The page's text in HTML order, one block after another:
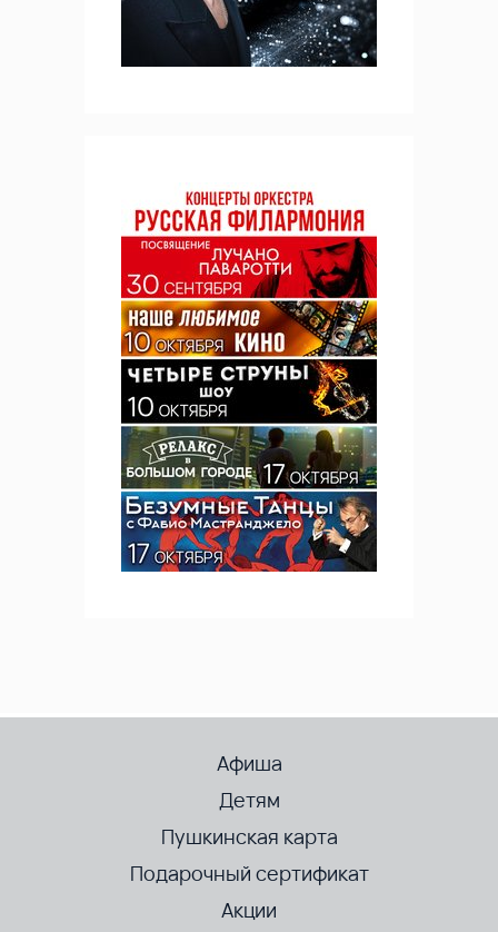
Афиша
Детям
Пушкинская карта
Подарочный сертификат
Акции